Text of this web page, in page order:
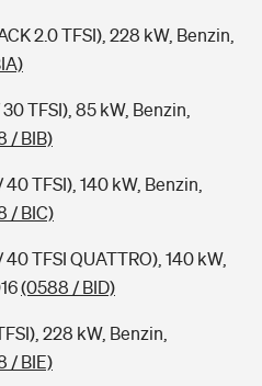
2.0 TFSI), 228 kW, Benzin,
TFSI), 85 kW, Benzin,
/ BIB)
TFSI), 140 kW, Benzin,
/ BIC)
TFSI QUATTRO), 140 kW,
(0588 / BID)
228 kW, Benzin,
/ BIE)